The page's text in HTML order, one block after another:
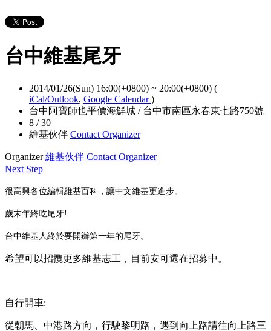
台中維基尾牙
2014/01/26(Sun) 16:00(+0800) ~ 20:00(+0800) (
iCal/Outlook, Google Calendar)
台中阿寶師也平價海鮮城 / 台中市南區永春東七路750號
8 / 30
維基伙伴 Contact Organizer
Organizer維基伙伴 Contact Organizer
Next Step
很高興各位編輯維基百科，讓中文維基更進步。
歲末年終吃尾牙!
台中維基人終於要開辦第一年的尾牙。
希望可以招攬更多維基志工，目前安可還在招募中。
自行開車:
從朝馬、中港路方向，行駛黎明路，遇到向上路請往向上路三